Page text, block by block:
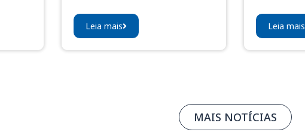
Leia mais Leia mais
MAIS NOTÍCIAS